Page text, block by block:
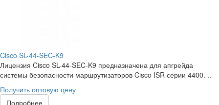
Cisco SL-44-SEC-K9
Лицензия Cisco SL-44-SEC-K9 предназначена для апгрейда
системы безопасности маршрутизаторов Cisco ISR серии 4400. ..
Получить оптовую цену
Подробнее